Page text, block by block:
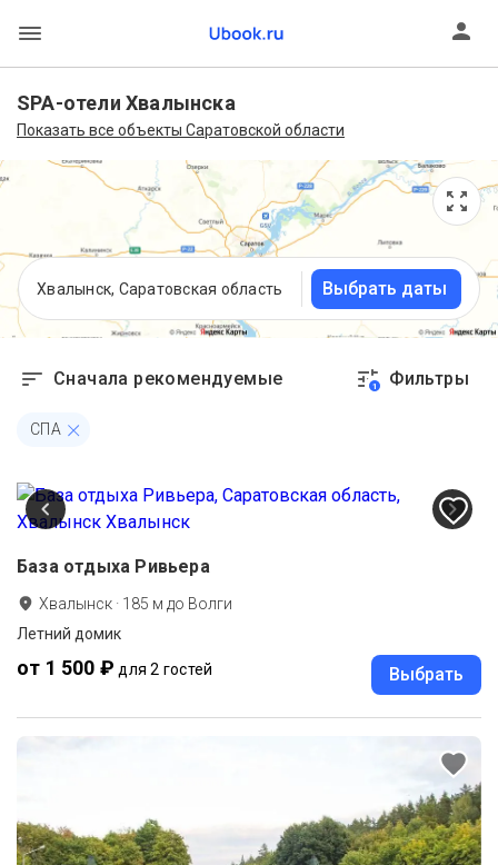
SPA-отели Хвалынска
Показать все объекты Саратовской области
Хвалынск, Саратовская область Выбрать даты
Сначала рекомендуемые 1 Фильтры
СПА
База отдыха Ривьера
Хвалынск · 185 м до Волги
Летний домик
от 1 500 ₽ для 2 гостей Выбрать